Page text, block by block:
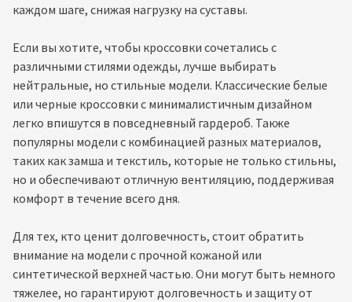
каждом шаге, снижая нагрузку на суставы.
Если вы хотите, чтобы кроссовки сочетались с
различными стилями одежды, лучше выбирать
нейтральные, но стильные модели. Классические белые
или черные кроссовки с минималистичным дизайном
легко впишутся в повседневный гардероб. Также
популярны модели с комбинацией разных материалов,
таких как замша и текстиль, которые не только стильны,
но и обеспечивают отличную вентиляцию, поддерживая
комфорт в течение всего дня.
Для тех, кто ценит долговечность, стоит обратить
внимание на модели с прочной кожаной или
синтетической верхней частью. Они могут быть немного
тяжелее, но гарантируют долговечность и защиту от